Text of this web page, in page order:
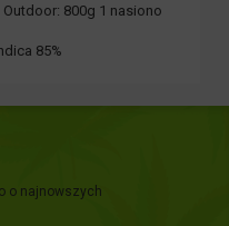
800g 1 nasiono
85%
o najnowszych